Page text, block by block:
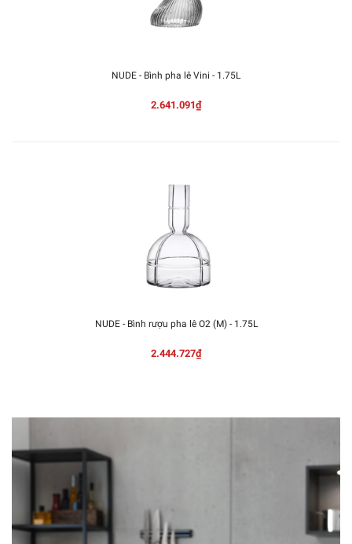
NUDE - Bình pha lê Vini - 1.75L
2.641.091₫
NUDE - Bình rượu pha lê O2 (M) - 1.75L
2.444.727₫